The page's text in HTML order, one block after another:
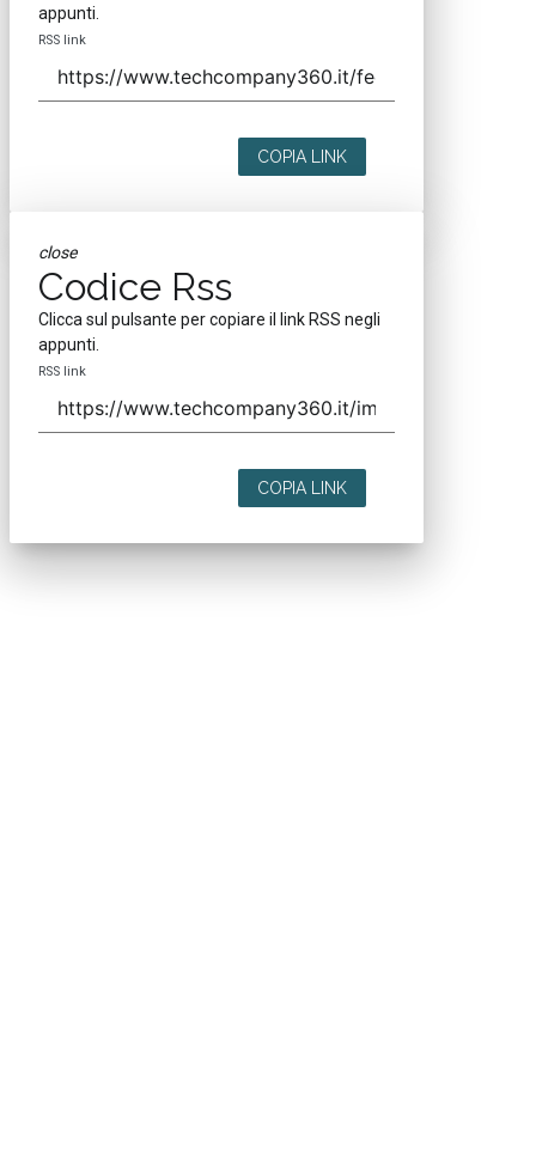
appunti.
RSS link
COPIA LINK
close
Codice Rss
Clicca sul pulsante per copiare il link RSS negli
appunti.
RSS link
COPIA LINK